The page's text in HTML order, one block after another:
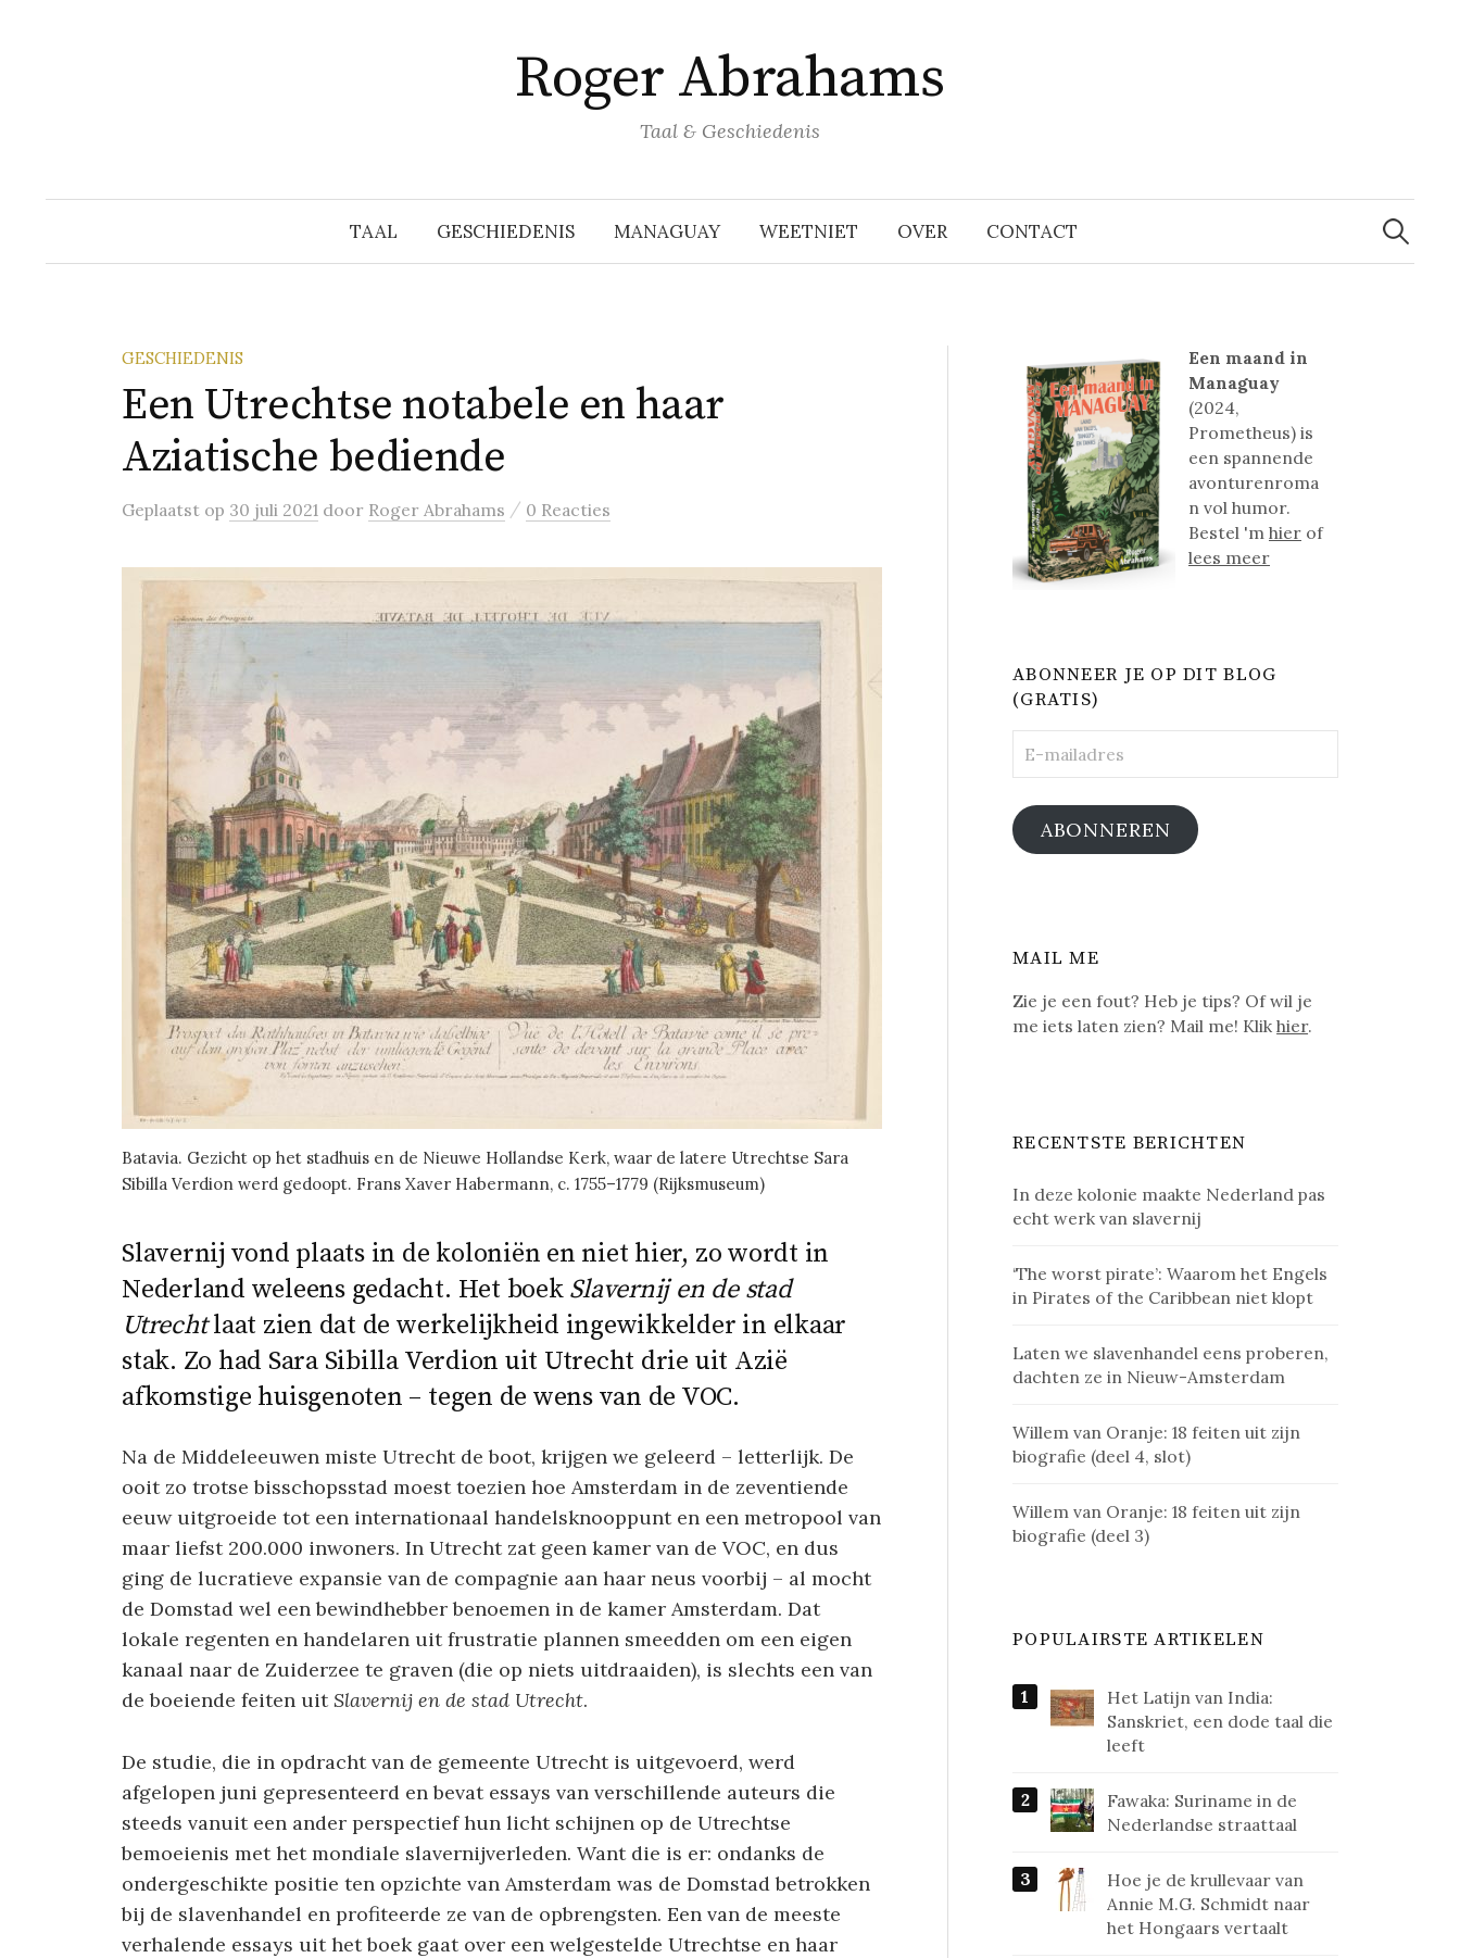
Roger Abrahams
Taal & Geschiedenis
TAAL GESCHIEDENIS MANAGUAY WEETNIET OVER CONTACT
Zoeken
naar:
GESCHIEDENIS
Een Utrechtse notabele en haar
Aziatische bediende
Geplaatst op 30 juli 2021 door Roger Abrahams / 0 Reacties
Batavia. Gezicht op het stadhuis en de Nieuwe Hollandse Kerk, waar de latere Utrechtse Sara
Sibilla Verdion werd gedoopt. Frans Xaver Habermann, c. 1755–1779 (Rijksmuseum)
Slavernij vond plaats in de koloniën en niet hier, zo wordt in
Nederland weleens gedacht. Het boek Slavernij en de stad
Utrechtlaat zien dat de werkelijkheid ingewikkelder in elkaar
stak. Zo had Sara Sibilla Verdion uit Utrecht drie uit Azië
afkomstige huisgenoten – tegen de wens van de VOC.
Na de Middeleeuwen miste Utrecht de boot, krijgen we geleerd – letterlijk. De
ooit zo trotse bisschopsstad moest toezien hoe Amsterdam in de zeventiende
eeuw uitgroeide tot een internationaal handelsknooppunt en een metropool van
maar liefst 200.000 inwoners. In Utrecht zat geen kamer van de VOC, en dus
ging de lucratieve expansie van de compagnie aan haar neus voorbij – al mocht
de Domstad wel een bewindhebber benoemen in de kamer Amsterdam. Dat
lokale regenten en handelaren uit frustratie plannen smeedden om een eigen
kanaal naar de Zuiderzee te graven (die op niets uitdraaiden), is slechts een van
de boeiende feiten uitSlavernij en de stad Utrecht.
De studie, die in opdracht van de gemeente Utrecht is uitgevoerd, werd
afgelopen juni gepresenteerd en bevat essays van verschillende auteurs die
steeds vanuit een ander perspectief hun licht schijnen op de Utrechtse
bemoeienis met het mondiale slavernijverleden. Want die is er: ondanks de
ondergeschikte positie ten opzichte van Amsterdam was de Domstad betrokken
bij de slavenhandel en profiteerde ze van de opbrengsten. Een van de meeste
verhalende essays uit het boek gaat over een welgestelde Utrechtse en haar
Een maand in
Managuay
(2024,
Prometheus) is
een spannende
avonturenroma
n vol humor.
Bestel 'mhier of
lees meer
ABONNEER JE OP DIT BLOG
(GRATIS)
mailadres
ABONNEREN
MAIL ME
Zie je een fout? Heb je tips? Of wil je
me iets laten zien? Mail me! Klikhier.
RECENTSTE BERICHTEN
In deze kolonie maakte Nederland pas
echt werk van slavernij
‘The worst pirate’: Waarom het Engels
in Pirates of the Caribbean niet klopt
Laten we slavenhandel eens proberen,
dachten ze in Nieuw-Amsterdam
Willem van Oranje: 18 feiten uit zijn
biografie (deel 4, slot)
Willem van Oranje: 18 feiten uit zijn
biografie (deel 3)
POPULAIRSTE ARTIKELEN
Het Latijn van India:
Sanskriet, een dode taal die
leeft
Fawaka: Suriname in de
Nederlandse straattaal
Hoe je de krullevaar van
Annie M.G. Schmidt naar
het Hongaars vertaalt